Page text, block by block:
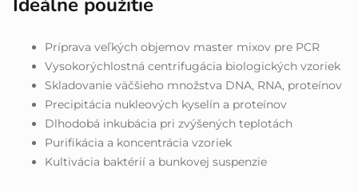
Ideálne použitie
Príprava veľkých objemov master mixov pre PCR
Vysokorýchlostná centrifugácia biologických vzoriek
Skladovanie väčšieho množstva DNA, RNA, proteínov
Precipitácia nukleových kyselín a proteínov
Dlhodobá inkubácia pri zvýšených teplotách
Purifikácia a koncentrácia vzoriek
Kultivácia baktérií a bunkovej suspenzie